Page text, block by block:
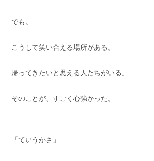
でも。
こうして笑い合える場所がある。
帰ってきたいと思える人たちがいる。
そのことが、すごく心強かった。
「ていうかさ」